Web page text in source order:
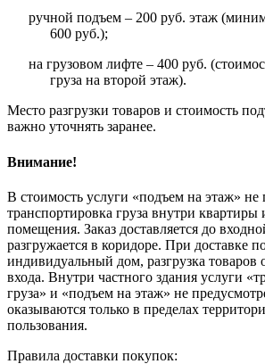
ручной подъем – 200 руб. этаж
600 руб.);
на грузовом лифте – 400 руб.
груза на второй этаж).
Место разгрузки товаров и стоимость
важно уточнять заранее.
Внимание!
В стоимость услуги «подъем на этаж» не
транспортировка груза внутри квартиры
помещения. Заказ доставляется до
разгружается в коридоре. При доставке
индивидуальный дом, разгрузка товаров
входа. Внутри частного здания услуги
груза» и «подъем на этаж» не
оказываются только в пределах
пользования.
Правила доставки покупок: